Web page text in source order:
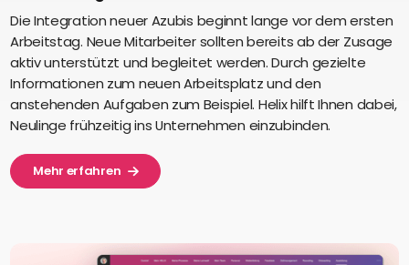
Die Integration neuer Azubis beginnt lange vor dem ersten
Arbeitstag. Neue Mitarbeiter sollten bereits ab der Zusage
aktiv unterstützt und begleitet werden. Durch gezielte
Informationen zum neuen Arbeitsplatz und den
anstehenden Aufgaben zum Beispiel. Helix hilft Ihnen dabei,
Neulinge frühzeitig ins Unternehmen einzubinden.
Mehr erfahren